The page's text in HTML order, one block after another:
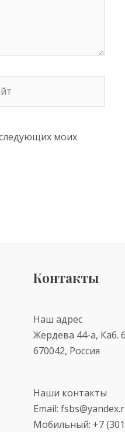
моих
Контакты
Наш адрес
Жердева 44-а, Каб.
670042, Россия
Наши контакты
Email:
Мобильный: +7